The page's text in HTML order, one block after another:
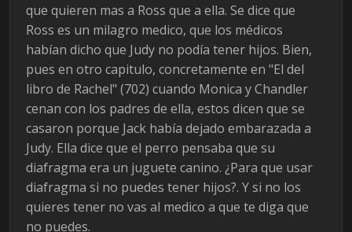
que quieren mas a Ross que a ella. Se dice que
Ross es un milagro medico, que los médicos
habían dicho que Judy no podía tener hijos. Bien,
pues en otro capitulo, concretamente en "El del
libro de Rachel" (702) cuando Monica y Chandler
cenan con los padres de ella, estos dicen que se
casaron porque Jack había dejado embarazada a
Judy. Ella dice que el perro pensaba que su
diafragma era un juguete canino. ¿Para que usar
diafragma si no puedes tener hijos?. Y si no los
quieres tener no vas al medico a que te diga que
no puedes.